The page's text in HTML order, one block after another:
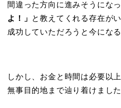
間違った方向に進みそうにな
よ！」 と教えてくれる存在が
成功していただろうと今にな
しかし、お金と時間は必要以
無事目的地まで辿り着けました